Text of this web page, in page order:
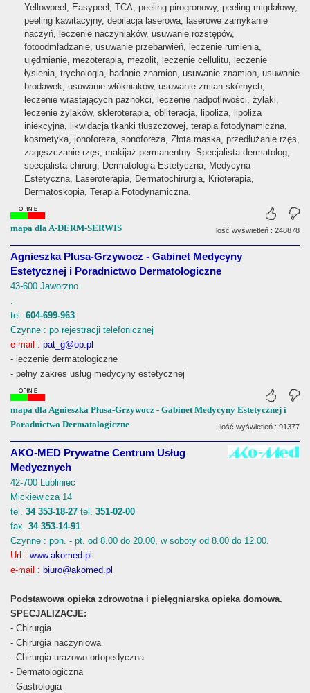
Yellowpeel, Easypeel, TCA, peeling pirogronowy, peeling migdałowy,
peeling kawitacyjny, depilacja laserowa, laserowe zamykanie
naczyń, leczenie naczyniaków, usuwanie rozstępów,
fotoodmładzanie, usuwanie przebarwień, leczenie rumienia,
ujędrnianie, mezoterapia, mezolit, leczenie cellulitu, leczenie
łysienia, trychologia, badanie znamion, usuwanie znamion, usuwanie
brodawek, usuwanie włókniaków, usuwanie zmian skórnych,
leczenie wrastających paznokci, leczenie nadpotliwości, żylaki,
leczenie żylaków, skleroterapia, obliteracja, lipoliza, lipoliza
iniekcyjna, likwidacja tkanki tłuszczowej, terapia fotodynamiczna,
kosmetyka, jonoforeza, sonoforeza, Złota maska, przedłużanie rzęs,
zagęszczanie rzęs, makijaż permanentny. Specjalista dermatolog,
specjalista chirurg, Dermatologia Estetyczna, Medycyna
Estetyczna, Laseroterapia, Dermatochirurgia, Krioterapia,
Dermatoskopia, Terapia Fotodynamiczna.
mapa dla A-DERM-SERWIS Ilość wyświetleń : 248878
Agnieszka Płusa-Grzywocz - Gabinet Medycyny
Estetycznej i Poradnictwo Dermatologiczne
43-600 Jaworzno
.
tel. 604-699-963
Czynne : po rejestracji telefonicznej
e-mail : pat_g@op.pl
- leczenie dermatologiczne
- pełny zakres usług medycyny estetycznej
mapa dla Agnieszka Płusa-Grzywocz - Gabinet Medycyny Estetycznej i
Poradnictwo Dermatologiczne
Ilość wyświetleń : 91377
AKO-MED Prywatne Centrum Usług
Medycznych
42-700 Lubliniec
Mickiewicza 14
tel. 34 353-18-27 tel. 351-02-00
fax. 34 353-14-91
Czynne : pon. - pt. od 8.00 do 20.00, w soboty od 8.00 do 12.00.
Url : www.akomed.pl
e-mail : biuro@akomed.pl
Podstawowa opieka zdrowotna i pielęgniarska opieka domowa.
SPECJALIZACJE:
- Chirurgia
- Chirurgia naczyniowa
- Chirurgia urazowo-ortopedyczna
- Dermatologiczna
- Gastrologia